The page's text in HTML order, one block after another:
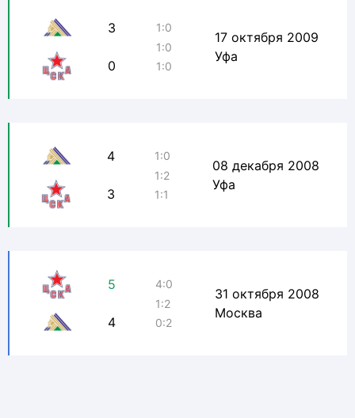
3
0
1:0
1:0
1:0
17 октября 2009
Уфа
4
3
1:0
1:2
1:1
08 декабря 2008
Уфа
5
4
4:0
1:2
0:2
31 октября 2008
Москва